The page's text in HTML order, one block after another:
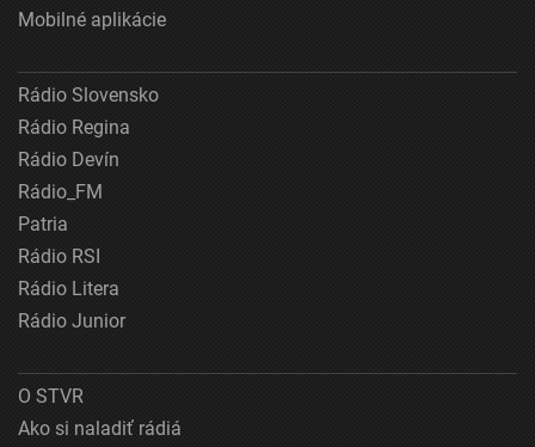
Mobilné aplikácie
Rádio Slovensko
Rádio Regina
Rádio Devín
Rádio_FM
Patria
Rádio RSI
Rádio Litera
Rádio Junior
O STVR
Ako si naladiť rádiá